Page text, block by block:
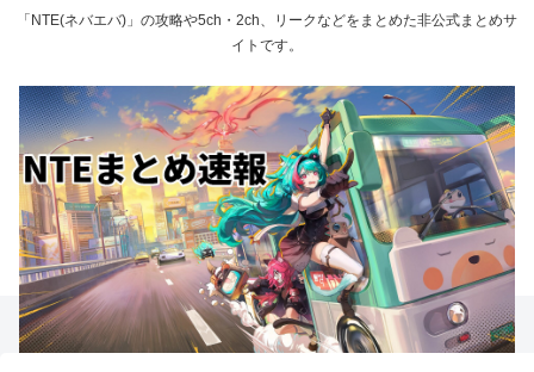
「NTE(ネバエバ)」の攻略や5ch・2ch、リークなどをまとめた非公式まとめサ
イトです。